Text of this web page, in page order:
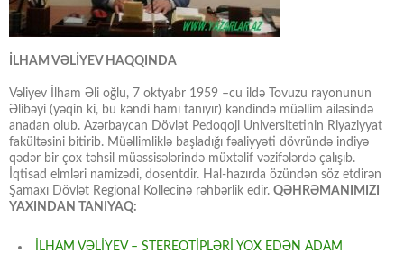
İLHAM VƏLİYEV HAQQINDA
Vəliyev İlham Əli oğlu, 7 oktyabr 1959 –cu ildə Tovuzu rayonunun
Əlibəyi (yəqin ki, bu kəndi hamı tanıyır) kəndində müəllim ailəsində
anadan olub. Azərbaycan Dövlət Pedoqoji Universitetinin Riyaziyyat
fakültəsini bitirib. Müəllimliklə başladığı fəaliyyəti dövründə indiyə
qədər bir çox təhsil müəssisələrində müxtəlif vəzifələrdə çalışıb.
İqtisad elmləri namizədi, dosentdir. Hal-hazırda özündən söz etdirən
Şamaxı Dövlət Regional Kollecinə rəhbərlik edir. QƏHRƏMANIMIZI
YAXINDAN TANIYAQ:
İLHAM VƏLİYEV – STEREOTİPLƏRİ YOX EDƏN ADAM